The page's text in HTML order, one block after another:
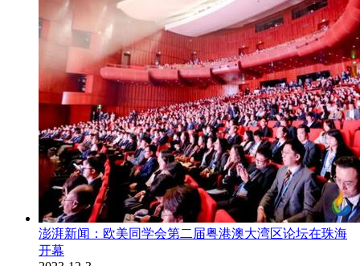
澎湃新闻：欧美同学会第二届粤港澳大湾区论坛在珠海
开幕